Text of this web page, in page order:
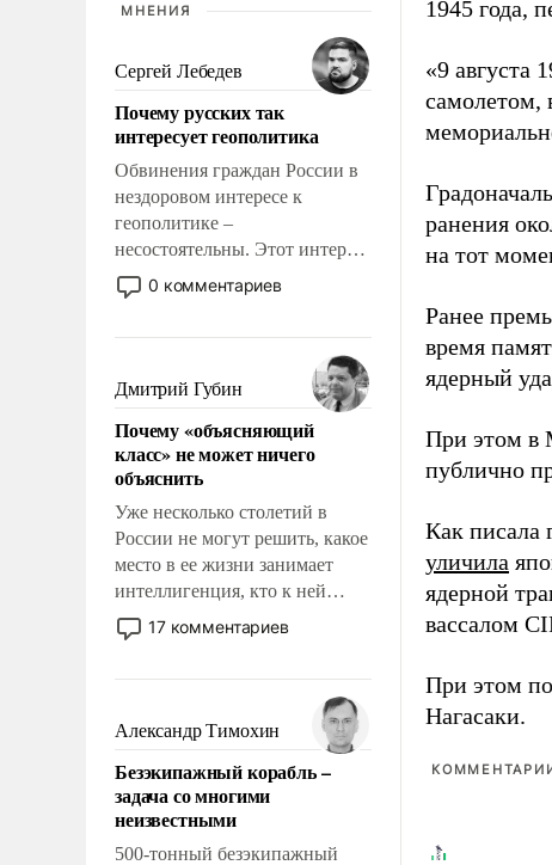
МНЕНИЯ
Сергей Лебедев
Почему русских так
интересует геополитика
Обвинения граждан России в
нездоровом интересе к
геополитике –
несостоятельны. Этот интерес
рационален и прагматичен. Он
обусловлен тысячелетним
фундаментальным знанием,
что мировая политика имеет
свойство заявляться на порог
нашего дома.
0 комментариев
Дмитрий Губин
Почему «объясняющий
класс» не может ничего
объяснить
Уже несколько столетий в
России не могут решить, какое
место в ее жизни занимает
интеллигенция, кто к ней
принадлежит, а кого из нее
исключили с правом
чем она отличается от просто
образованных людей. Иногда
казалось, что эти вопросы
решены раз и навсегда, но –
нет, не решены.
17 комментариев
Александр Тимохин
Безэкипажный корабль –
задача со многими
неизвестными
500-тонный безэкипажный
1945 года,
«9 августа
самолетом,
ранения
на тот
Ранее
время
ядерный
При этом в
публично
Как писала
уличила
ядерной
вассалом
При этом
Нагасаки.